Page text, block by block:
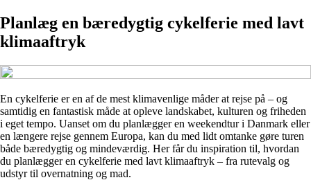
Planlæg en bæredygtig cykelferie med lavt
klimaaftryk
En cykelferie er en af de mest klimavenlige måder at rejse på – og
samtidig en fantastisk måde at opleve landskabet, kulturen og friheden
i eget tempo. Uanset om du planlægger en weekendtur i Danmark eller
en længere rejse gennem Europa, kan du med lidt omtanke gøre turen
både bæredygtig og mindeværdig. Her får du inspiration til, hvordan
du planlægger en cykelferie med lavt klimaaftryk – fra rutevalg og
udstyr til overnatning og mad.